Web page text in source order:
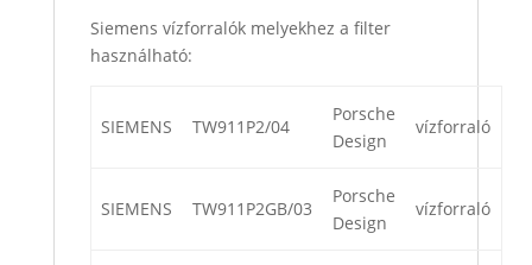
Siemens vízforralók melyekhez a filter
használható:
SIEMENS TW911P2/04
Porsche
Design
vízforraló
SIEMENS TW911P2GB/03
Porsche
Design
vízforraló